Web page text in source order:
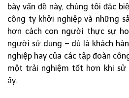
bày vấn đề này, chúng tôi đặc
công ty khởi nghiệp và những
hơn cách con người thực sự
người sử dụng – dù là khách
nghiệp hay của các tập đoàn
một trải nghiệm tốt hơn khi sử
ấy.